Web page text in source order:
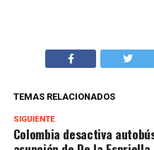
TEMAS RELACIONADOS
SIGUIENTE
Colombia desactiva